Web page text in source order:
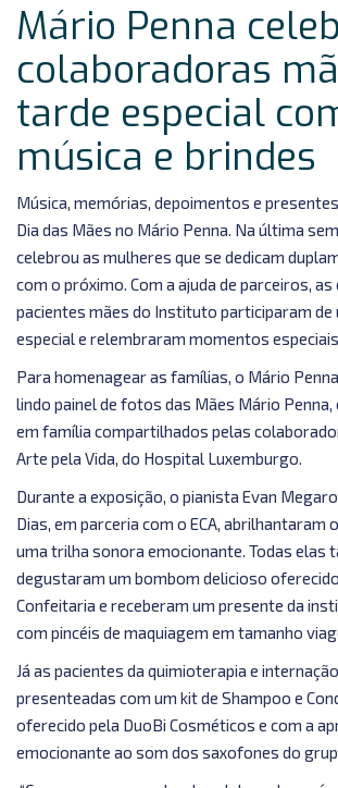
Mário Penna
colaboradoras
tarde especial
música e brindes
Música, memórias, depoimentos e
Dia das Mães no Mário Penna. Na última
celebrou as mulheres que se dedicam
com o próximo. Com a ajuda de parceiros,
pacientes mães do Instituto participaram de
especial e relembraram momentos
Para homenagear as famílias, o Mário
lindo painel de fotos das Mães Mário
em família compartilhados pelas
Arte pela Vida, do Hospital Luxemburgo.
Durante a exposição, o pianista Evan
Dias, em parceria com o ECA, abrilhantaram
uma trilha sonora emocionante. Todas elas
degustaram um bombom delicioso
Confeitaria e receberam um presente da
com pincéis de maquiagem em tamanho
Já as pacientes da quimioterapia e
presenteadas com um kit de Shampoo e
oferecido pela DuoBi Cosméticos e com a
emocionante ao som dos saxofones do